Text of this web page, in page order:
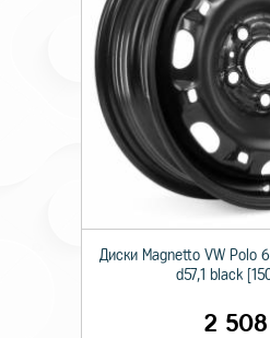
Диски Magnetto VW Polo
d57,1 black
2 508